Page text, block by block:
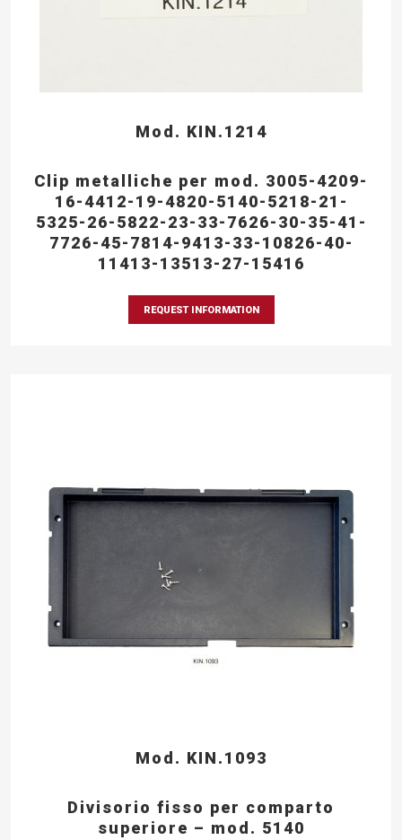
Mod. KIN.1214
Clip metalliche per mod. 3005-4209-
16-4412-19-4820-5140-5218-21-
5325-26-5822-23-33-7626-30-35-41-
7726-45-7814-9413-33-10826-40-
11413-13513-27-15416
REQUEST INFORMATION
Mod. KIN.1093
Divisorio fisso per comparto
superiore – mod. 5140